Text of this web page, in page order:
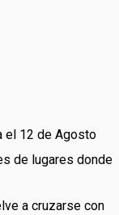
el 12 de Agosto
de lugares donde
a cruzarse con